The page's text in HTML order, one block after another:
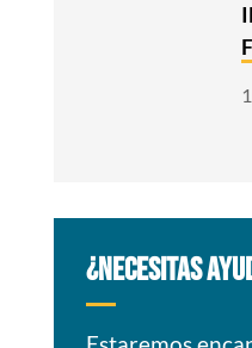
¿NECESITAS